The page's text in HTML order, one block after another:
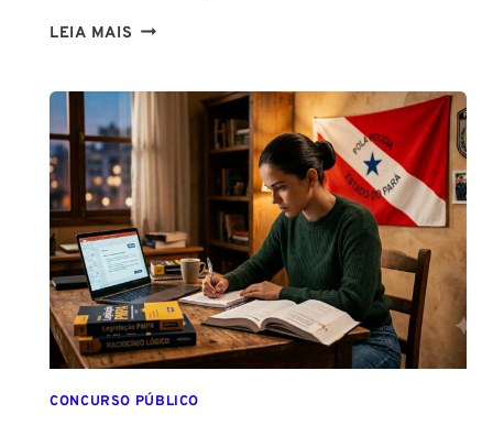
LEIA MAIS CONCURSO
CONTRATO
COM
A
FCC
É
ASSINADO
E
EDITAL
É
IMINENTE!
SALÁRIOS
CHEGAM
CONCURSO PÚBLICO